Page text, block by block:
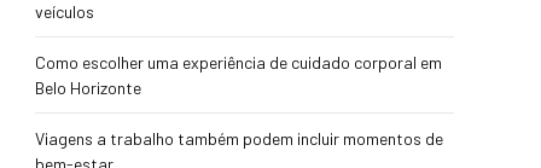
veículos
Como escolher uma experiência de cuidado corporal em
Belo Horizonte
Viagens a trabalho também podem incluir momentos de
bem-estar